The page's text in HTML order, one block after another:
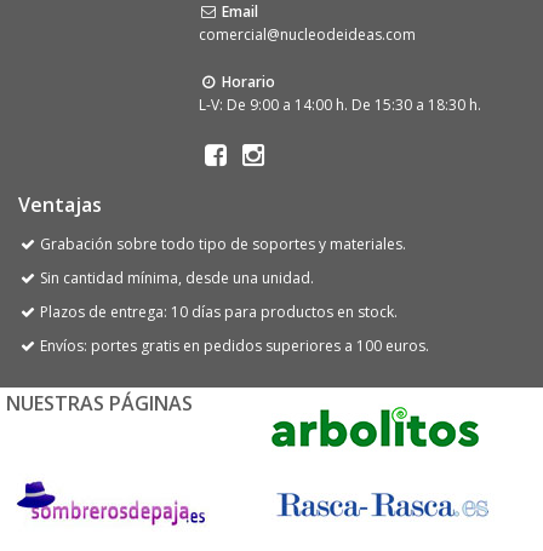
Email
comercial@nucleodeideas.com
Horario
L-V: De 9:00 a 14:00 h. De 15:30 a 18:30 h.
Ventajas
Grabación sobre todo tipo de soportes y materiales.
Sin cantidad mínima, desde una unidad.
Plazos de entrega: 10 días para productos en stock.
Envíos: portes gratis en pedidos superiores a 100 euros.
NUESTRAS PÁGINAS